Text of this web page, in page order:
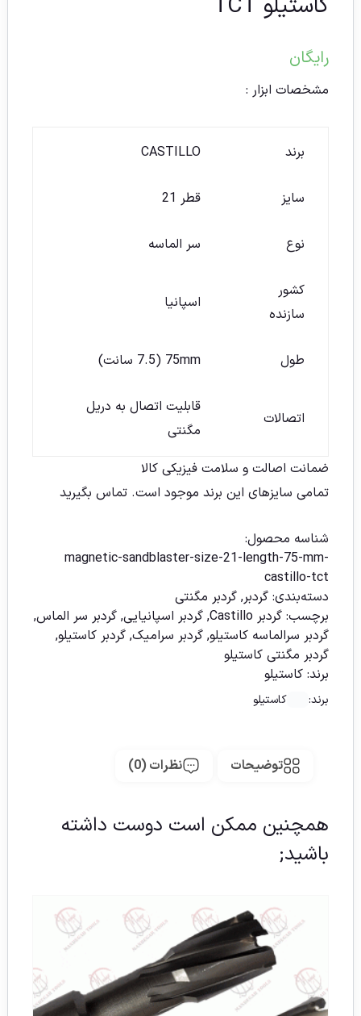
رایگان
مشخصات ابزار :
برند CASTILLO
سایز قطر 21
نوع سر الماسه
کشور
سازنده
اسپانیا
طول 75mm (7.5 سانت)
اتصالات
قابلیت اتصال به دریل
مگنتی
ضمانت اصالت و سلامت فیزیکی کالا
تمامی سایزهای این برند موجود است. تماس بگیرید
شناسه محصول:
magnetic-sandblaster-size-21-length-75-mm-
castillo-tct
دسته‌بندی: گردبر, گردبر مگنتی
برچسب: گردبر Castillo , گردبر اسپانیایی, گردبر سر الماس,
گردبر سرالماسه کاستیلو, گردبر سرامیک, گردبر کاستیلو,
گردبر مگنتی کاستیلو
برند: کاستیلو
برند: کاستیلو
توضیحات نظرات (0)
همچنین ممکن است دوست داشته
باشید;